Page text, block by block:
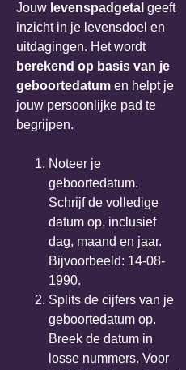
Jouw levenspadgetal geeft
inzicht in je levensdoel en
uitdagingen. Het wordt
berekend op basis van je
geboortedatum en helpt je
jouw persoonlijke pad te
begrijpen.
Noteer je
geboortedatum.
Schrijf de volledige
datum op, inclusief
dag, maand en jaar.
Bijvoorbeeld: 14-08-
1990.
Splits de cijfers van je
geboortedatum op.
Breek de datum in
losse nummers. Voor